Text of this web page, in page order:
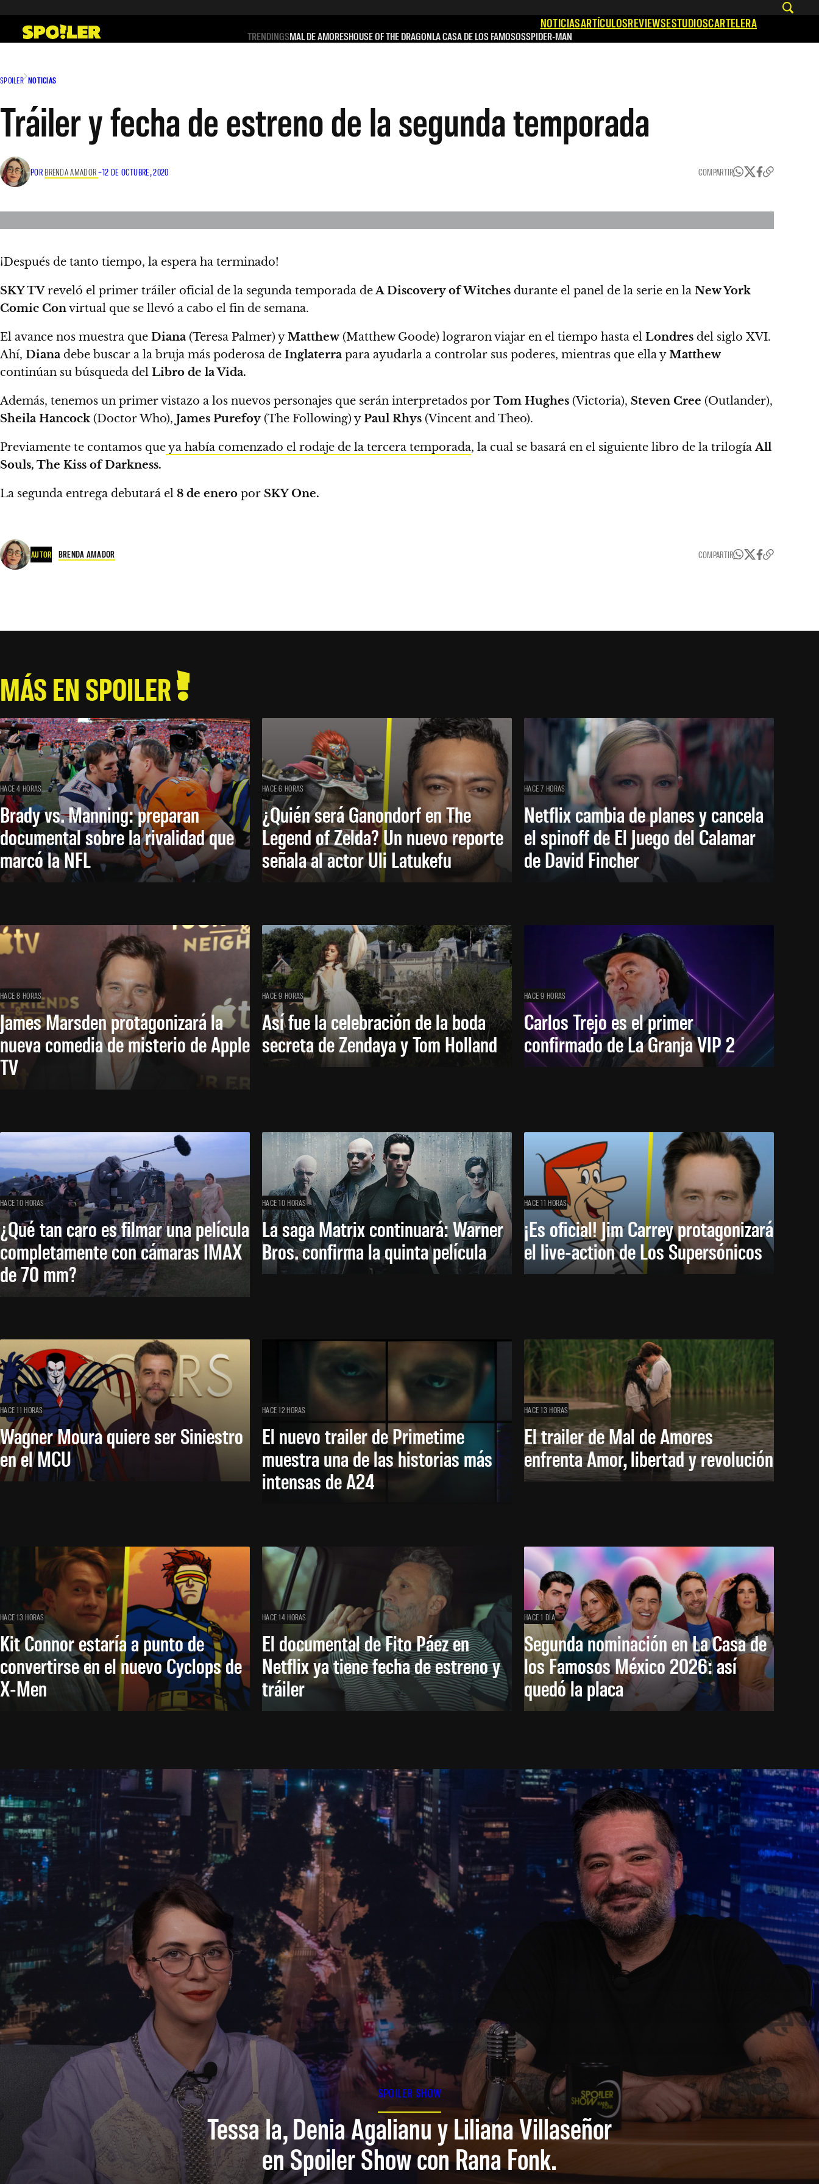
contenido
NOTICIASARTÍCULOSREVIEWSESTUDIOSCARTELERA
TRENDINGSMAL DE AMORESHOUSE OF THE DRAGONLA CASA DE LOS FAMOSOSSPIDER-MAN
SPOILER NOTICIAS
Tráiler y fecha de estreno de la segunda temporada
POR BRENDA AMADOR–12 DE OCTUBRE, 2020 COMPARTIR
¡Después de tanto tiempo, la espera ha terminado!
SKY TVreveló el primer tráiler oficial de la segunda temporada deA Discovery of Witches durante el panel de la serie en la New York
Comic Convirtual que se llevó a cabo el fin de semana.
El avance nos muestra que Diana (Teresa Palmer) yMatthew (Matthew Goode) lograron viajar en el tiempo hasta el Londres del siglo XVI.
Ahí, Diana debe buscar a la bruja más poderosa de Inglaterra para ayudarla a controlar sus poderes, mientras que ella yMatthew
continúan su búsqueda del Libro de la Vida.
Además, tenemos un primer vistazo a los nuevos personajes que serán interpretados por Tom Hughes (Victoria), Steven Cree (Outlander),
Sheila Hancock (Doctor Who), James Purefoy (The Following) yPaul Rhys (Vincent and Theo).
Previamente te contamos queya había comenzado el rodaje de la tercera temporada, la cual se basará en el siguiente libro de la trilogíaAll
Souls, The Kiss of Darkness.
La segunda entrega debutará el 8 de enero por SKY One.
AUTOR BRENDA AMADOR COMPARTIR
MÁS EN SPOILER
HACE 4 HORAS
Brady vs. Manning: preparan
documental sobre la rivalidad que
marcó la NFL
HACE 6 HORAS
¿Quién será Ganondorf en The
Legend of Zelda? Un nuevo reporte
señala al actor Uli Latukefu
HACE 7 HORAS
Netflix cambia de planes y cancela
el spinoff de El Juego del Calamar
de David Fincher
HACE 8 HORAS
James Marsden protagonizará la
nueva comedia de misterio de Apple
TV
HACE 9 HORAS
Así fue la celebración de la boda
secreta de Zendaya y Tom Holland
HACE 9 HORAS
Carlos Trejo es el primer
confirmado de La Granja VIP 2
HACE 10 HORAS
¿Qué tan caro es filmar una película
completamente con cámaras IMAX
de 70 mm?
HACE 10 HORAS
La saga Matrix continuará: Warner
Bros. confirma la quinta película
HACE 11 HORAS
¡Es oficial! Jim Carrey protagonizará
el live-action de Los Supersónicos
HACE 11 HORAS
Wagner Moura quiere ser Siniestro
en el MCU
HACE 12 HORAS
El nuevo trailer de Primetime
muestra una de las historias más
intensas de A24
HACE 13 HORAS
El trailer de Mal de Amores
enfrenta Amor, libertad y revolución
HACE 13 HORAS
Kit Connor estaría a punto de
convertirse en el nuevo Cyclops de
X-Men
HACE 14 HORAS
El documental de Fito Páez en
Netflix ya tiene fecha de estreno y
tráiler
HACE 1 DÍA
Segunda nominación en La Casa de
los Famosos México 2026: así
quedó la placa
SPOILER SHOW
Tessa Ia, Denia Agalianu y Liliana Villaseñor
en Spoiler Show con Rana Fonk.